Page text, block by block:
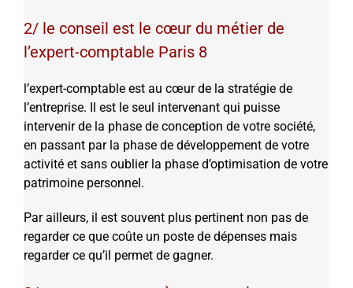
2/ le conseil est le cœur du métier de
l’expert-comptable Paris 8
l’expert-comptable est au cœur de la stratégie de
l’entreprise. Il est le seul intervenant qui puisse
intervenir de la phase de conception de votre société,
en passant par la phase de développement de votre
activité et sans oublier la phase d’optimisation de votre
patrimoine personnel.
Par ailleurs, il est souvent plus pertinent non pas de
regarder ce que coûte un poste de dépenses mais
regarder ce qu’il permet de gagner.